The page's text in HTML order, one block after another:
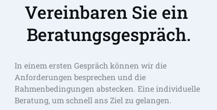
Vereinbaren Sie ein
Beratungsgespräch.
In einem ersten Gespräch können wir die
Anforderungen besprechen und die
Rahmenbedingungen abstecken. Eine individuelle
Beratung, um schnell ans Ziel zu gelangen.